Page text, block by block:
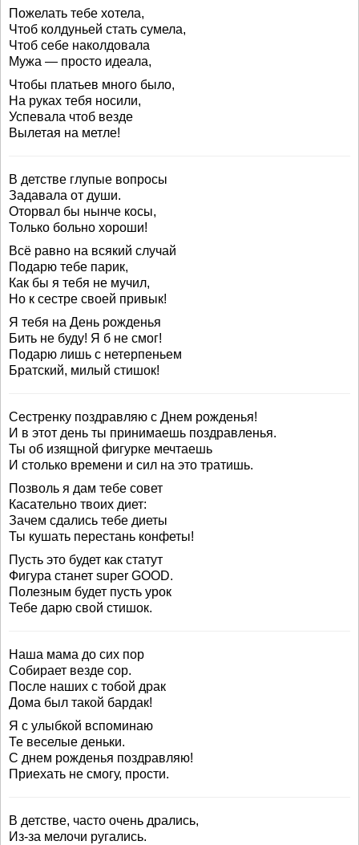
Пожелать тебе хотела,
Чтоб колдуньей стать сумела,
Чтоб себе наколдовала
Мужа — просто идеала,
Чтобы платьев много было,
На руках тебя носили,
Успевала чтоб везде
Вылетая на метле!
В детстве глупые вопросы
Задавала от души.
Оторвал бы нынче косы,
Только больно хороши!
Всё равно на всякий случай
Подарю тебе парик,
Как бы я тебя не мучил,
Но к сестре своей привык!
Я тебя на День рожденья
Бить не буду! Я б не смог!
Подарю лишь с нетерпеньем
Братский, милый стишок!
Сестренку поздравляю с Днем рожденья!
И в этот день ты принимаешь поздравленья.
Ты об изящной фигурке мечтаешь
И столько времени и сил на это тратишь.
Позволь я дам тебе совет
Касательно твоих диет:
Зачем сдались тебе диеты
Ты кушать перестань конфеты!
Пусть это будет как статут
Фигура станет super GOOD.
Полезным будет пусть урок
Тебе дарю свой стишок.
Наша мама до сих пор
Собирает везде сор.
После наших с тобой драк
Дома был такой бардак!
Я с улыбкой вспоминаю
Те веселые деньки.
С днем рожденья поздравляю!
Приехать не смогу, прости.
В детстве, часто очень дрались,
Из-за мелочи ругались.